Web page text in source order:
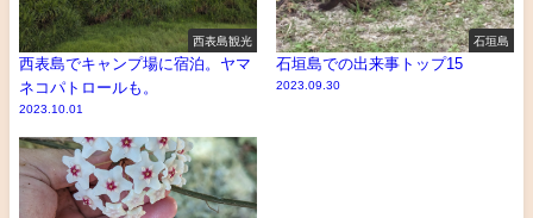
西表島観光
西表島でキャンプ場に宿泊。ヤマ
ネコパトロールも。
2023.10.01
石垣島
石垣島での出来事トップ15
2023.09.30